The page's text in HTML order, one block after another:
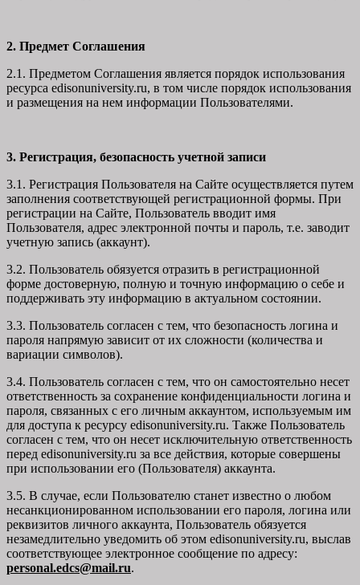
2. Предмет Соглашения
2.1. Предметом Соглашения является порядок использования
ресурса edisonuniversity.ru, в том числе порядок использования
и размещения на нем информации Пользователями.
3. Регистрация, безопасность учетной записи
3.1. Регистрация Пользователя на Сайте осуществляется путем
заполнения соответствующей регистрационной формы. При
регистрации на Сайте, Пользователь вводит имя
Пользователя, адрес электронной почты и пароль, т.е. заводит
учетную запись (аккаунт).
3.2. Пользователь обязуется отразить в регистрационной
форме достоверную, полную и точную информацию о себе и
поддерживать эту информацию в актуальном состоянии.
3.3. Пользователь согласен с тем, что безопасность логина и
пароля напрямую зависит от их сложности (количества и
вариации символов).
3.4. Пользователь согласен с тем, что он самостоятельно несет
ответственность за сохранение конфиденциальности логина и
пароля, связанных с его личным аккаунтом, используемым им
для доступа к ресурсу edisonuniversity.ru. Также Пользователь
согласен с тем, что он несет исключительную ответственность
перед edisonuniversity.ru за все действия, которые совершены
при использовании его (Пользователя) аккаунта.
3.5. В случае, если Пользователю станет известно о любом
несанкционированном использовании его пароля, логина или
реквизитов личного аккаунта, Пользователь обязуется
незамедлительно уведомить об этом edisonuniversity.ru, выслав
соответствующее электронное сообщение по адресу:
personal.edcs@mail.ru.